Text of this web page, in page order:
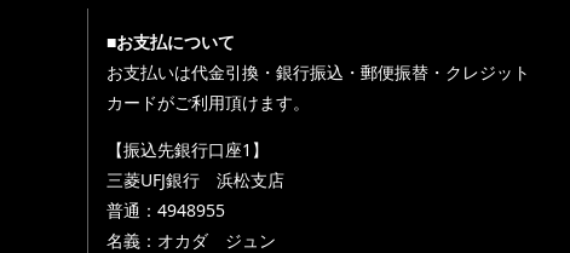
■お支払について
お支払いは代金引換・銀行振込・郵便振替・クレジット
カードがご利用頂けます。
【振込先銀行口座1】
三菱UFJ銀行 浜松支店
普通：4948955
名義：オカダ ジュン